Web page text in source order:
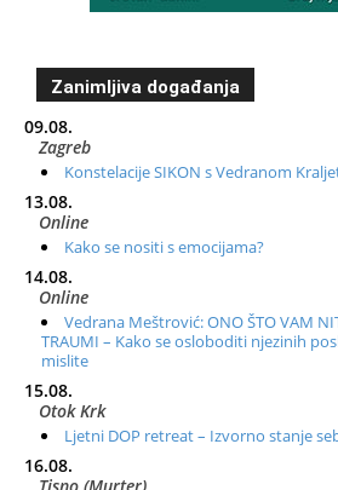
Zanimljiva događanja
09.08.
Zagreb
Konstelacije SIKON s Vedranom
13.08.
Online
Kako se nositi s emocijama?
14.08.
Online
Vedrana Meštrović: ONO ŠTO VAM
TRAUMI – Kako se osloboditi njezinih
mislite
15.08.
Otok Krk
Ljetni DOP retreat – Izvorno stanje
16.08.